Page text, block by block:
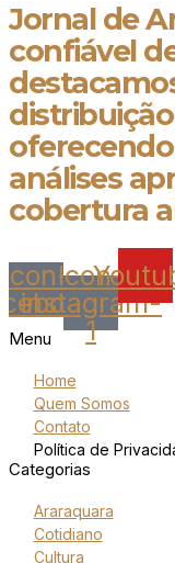
Jornal de
confiável
análises
cobertura
Icon-Icon-
instagram-
1
Menu
Home
Quem Somos
Contato
Política de
Categorias
Araraquara
Cotidiano
Cultura